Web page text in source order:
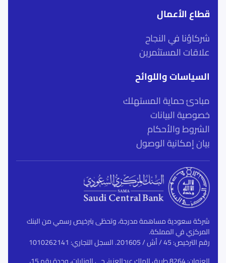
قطاع الأعمال
شركاؤنا في النجاح
علاقات المستثمرين
السياسات واللوائح
مبادئ حماية المستهلك
خصوصية البيانات
الشروط والأحكام
بيان إمكانية الوصول
شركة سعودية مساهمة مدرجة، وتحظى بترخيص رسمي من البنك
المركزي في المملكة.
رقم الترخيص: 45 / أش / 201605. السجل التجاري: 1010262141